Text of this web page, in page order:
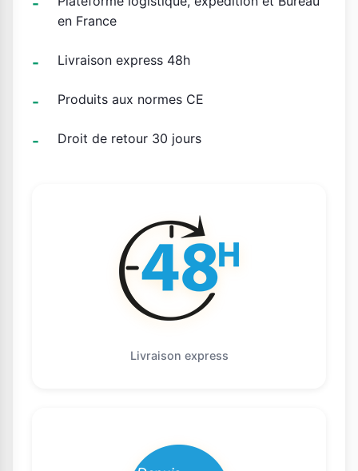
en France
Livraison express 48h
Produits aux normes CE
Droit de retour 30 jours
Livraison express